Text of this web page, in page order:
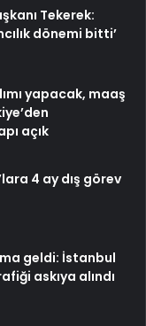
Tekerek:
dönemi bitti’
yapacak, maaş
açık
4 ay dış görev
geldi: İstanbul
askıya alındı